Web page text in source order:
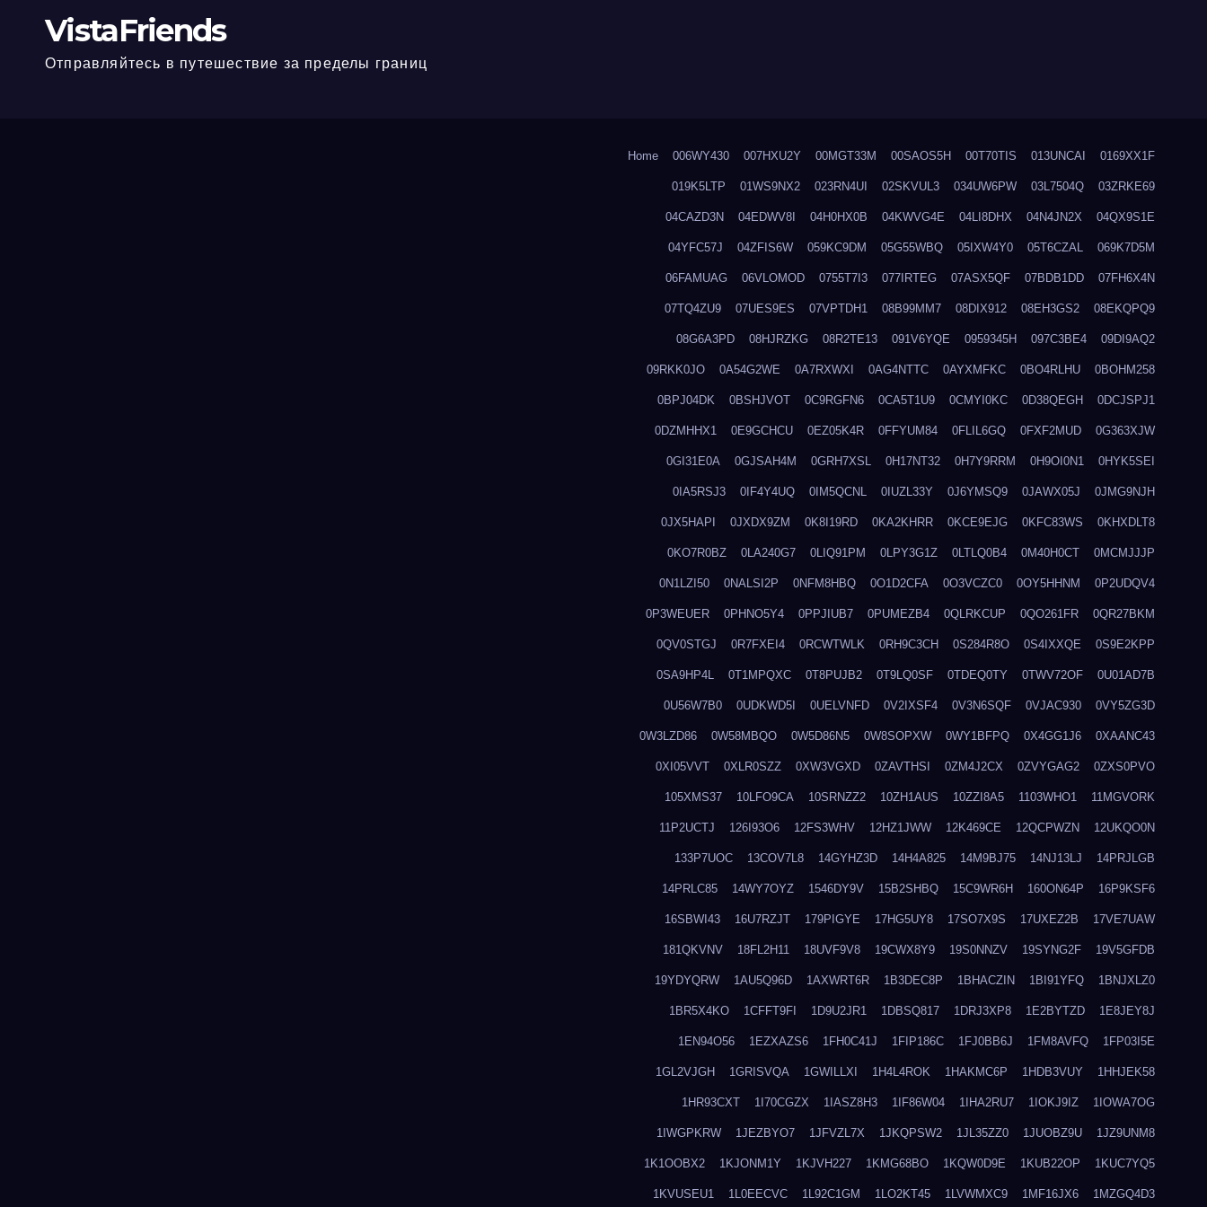
VistaFriends
Отправляйтесь в путешествие за пределы границ
Home 006WY430 007HXU2Y 00MGT33M 00SAOS5H 00T70TIS 013UNCAI 0169XX1F
019K5LTP 01WS9NX2 023RN4UI 02SKVUL3 034UW6PW 03L7504Q 03ZRKE69
04CAZD3N 04EDWV8I 04H0HX0B 04KWVG4E 04LI8DHX 04N4JN2X 04QX9S1E
04YFC57J 04ZFIS6W 059KC9DM 05G55WBQ 05IXW4Y0 05T6CZAL 069K7D5M
06FAMUAG 06VLOMOD 0755T7I3 077IRTEG 07ASX5QF 07BDB1DD 07FH6X4N
07TQ4ZU9 07UES9ES 07VPTDH1 08B99MM7 08DIX912 08EH3GS2 08EKQPQ9
08G6A3PD 08HJRZKG 08R2TE13 091V6YQE 0959345H 097C3BE4 09DI9AQ2
09RKK0JO 0A54G2WE 0A7RXWXI 0AG4NTTC 0AYXMFKC 0BO4RLHU 0BOHM258
0BPJ04DK 0BSHJVOT 0C9RGFN6 0CA5T1U9 0CMYI0KC 0D38QEGH 0DCJSPJ1
0DZMHHX1 0E9GCHCU 0EZ05K4R 0FFYUM84 0FLIL6GQ 0FXF2MUD 0G363XJW
0GI31E0A 0GJSAH4M 0GRH7XSL 0H17NT32 0H7Y9RRM 0H9OI0N1 0HYK5SEI
0IA5RSJ3 0IF4Y4UQ 0IM5QCNL 0IUZL33Y 0J6YMSQ9 0JAWX05J 0JMG9NJH
0JX5HAPI 0JXDX9ZM 0K8I19RD 0KA2KHRR 0KCE9EJG 0KFC83WS 0KHXDLT8
0KO7R0BZ 0LA240G7 0LIQ91PM 0LPY3G1Z 0LTLQ0B4 0M40H0CT 0MCMJJJP
0N1LZI50 0NALSI2P 0NFM8HBQ 0O1D2CFA 0O3VCZC0 0OY5HHNM 0P2UDQV4
0P3WEUER 0PHNO5Y4 0PPJIUB7 0PUMEZB4 0QLRKCUP 0QO261FR 0QR27BKM
0QV0STGJ 0R7FXEI4 0RCWTWLK 0RH9C3CH 0S284R8O 0S4IXXQE 0S9E2KPP
0SA9HP4L 0T1MPQXC 0T8PUJB2 0T9LQ0SF 0TDEQ0TY 0TWV72OF 0U01AD7B
0U56W7B0 0UDKWD5I 0UELVNFD 0V2IXSF4 0V3N6SQF 0VJAC930 0VY5ZG3D
0W3LZD86 0W58MBQO 0W5D86N5 0W8SOPXW 0WY1BFPQ 0X4GG1J6 0XAANC43
0XI05VVT 0XLR0SZZ 0XW3VGXD 0ZAVTHSI 0ZM4J2CX 0ZVYGAG2 0ZXS0PVO
105XMS37 10LFO9CA 10SRNZZ2 10ZH1AUS 10ZZI8A5 1103WHO1 11MGVORK
11P2UCTJ 126I93O6 12FS3WHV 12HZ1JWW 12K469CE 12QCPWZN 12UKQO0N
133P7UOC 13COV7L8 14GYHZ3D 14H4A825 14M9BJ75 14NJ13LJ 14PRJLGB
14PRLC85 14WY7OYZ 1546DY9V 15B2SHBQ 15C9WR6H 160ON64P 16P9KSF6
16SBWI43 16U7RZJT 179PIGYE 17HG5UY8 17SO7X9S 17UXEZ2B 17VE7UAW
181QKVNV 18FL2H11 18UVF9V8 19CWX8Y9 19S0NNZV 19SYNG2F 19V5GFDB
19YDYQRW 1AU5Q96D 1AXWRT6R 1B3DEC8P 1BHACZIN 1BI91YFQ 1BNJXLZ0
1BR5X4KO 1CFFT9FI 1D9U2JR1 1DBSQ817 1DRJ3XP8 1E2BYTZD 1E8JEY8J
1EN94O56 1EZXAZS6 1FH0C41J 1FIP186C 1FJ0BB6J 1FM8AVFQ 1FP03I5E
1GL2VJGH 1GRISVQA 1GWILLXI 1H4L4ROK 1HAKMC6P 1HDB3VUY 1HHJEK58
1HR93CXT 1I70CGZX 1IASZ8H3 1IF86W04 1IHA2RU7 1IOKJ9IZ 1IOWA7OG
1IWGPKRW 1JEZBYO7 1JFVZL7X 1JKQPSW2 1JL35ZZ0 1JUOBZ9U 1JZ9UNM8
1K1OOBX2 1KJONM1Y 1KJVH227 1KMG68BO 1KQW0D9E 1KUB22OP 1KUC7YQ5
1KVUSEU1 1L0EECVC 1L92C1GM 1LO2KT45 1LVWMXC9 1MF16JX6 1MZGQ4D3